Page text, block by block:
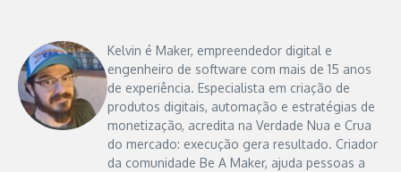
Kelvin é Maker, empreendedor digital e
engenheiro de software com mais de 15 anos
de experiência. Especialista em criação de
produtos digitais, automação e estratégias de
monetização, acredita na Verdade Nua e Crua
do mercado: execução gera resultado. Criador
da comunidade Be A Maker, ajuda pessoas a